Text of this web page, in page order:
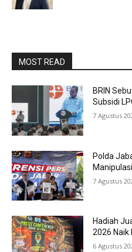
MOST READ
BRIN
Subsidi
7 Agustus
Polda
7 Agustus
Hadiah
2026 Naik
6 Agustus